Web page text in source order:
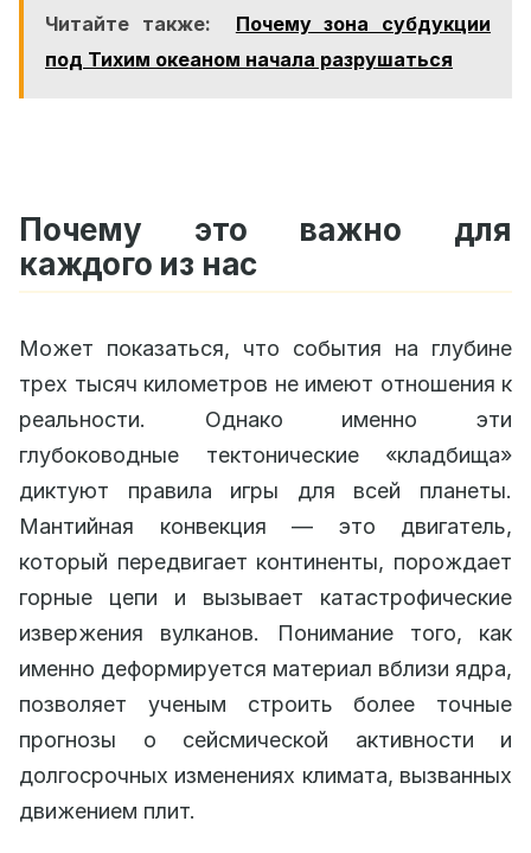
Читайте также:
Почему зона субдукции
под Тихим океаном начала разрушаться
Почему это важно для
каждого из нас
Может показаться, что события на глубине
трех тысяч километров не имеют отношения к
реальности. Однако именно эти
глубоководные тектонические «кладбища»
диктуют правила игры для всей планеты.
Мантийная конвекция — это двигатель,
который передвигает континенты, порождает
горные цепи и вызывает катастрофические
извержения вулканов. Понимание того, как
именно деформируется материал вблизи ядра,
позволяет ученым строить более точные
прогнозы о сейсмической активности и
долгосрочных изменениях климата, вызванных
движением плит.